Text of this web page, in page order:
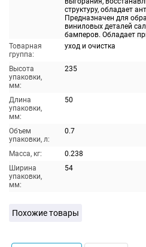
структуру, обладает
Предназначен для
виниловых деталей
бамперов. Обладает
Товарная
группа:
уход и очистка
Высота
упаковки,
мм:
235
Длина
упаковки,
мм:
50
Объем
упаковки, л:
0.7
Масса, кг:
0.238
Ширина
упаковки,
мм:
54
Похожие товары